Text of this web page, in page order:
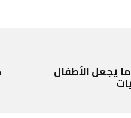
يجعل الأطفال